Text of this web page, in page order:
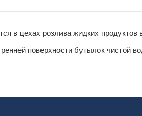
в цехах розлива жидких продуктов
поверхности бутылок чистой